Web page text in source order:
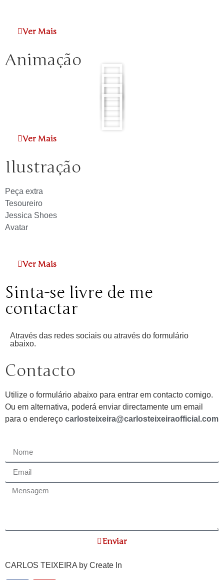
Ver Mais
Animação
Ver Mais
Ilustração
Peça extra
Tesoureiro
Jessica Shoes
Avatar
Ver Mais
Sinta-se livre de me
contactar
Através das redes sociais ou através do formulário
abaixo.
Contacto
Utilize o formulário abaixo para entrar em contacto comigo.
Ou em alternativa, poderá enviar directamente um email
para o endereço carlosteixeira@carlosteixeiraofficial.com
Enviar
CARLOS TEIXEIRA by Create In